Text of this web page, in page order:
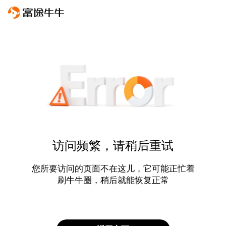
访问频繁，请稍后重试
您所要访问的页面不在这儿，它可能正忙着
刷牛牛圈，稍后就能恢复正常